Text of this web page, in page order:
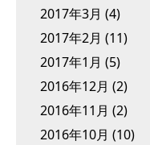
2017年3月 (4)
2017年2月 (11)
2017年1月 (5)
2016年12月 (2)
2016年11月 (2)
2016年10月 (10)